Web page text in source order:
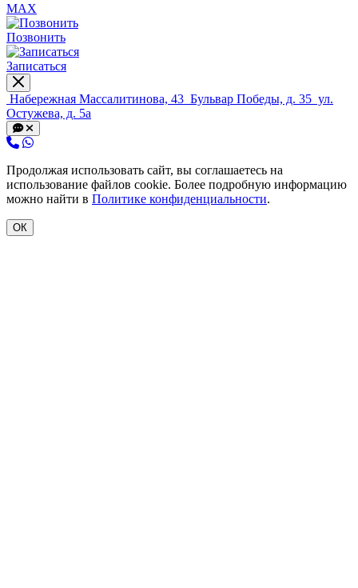
MAX
Позвонить
Записаться
Набережная Массалитинова, 43 Бульвар Победы, д. 35 ул.
Остужева, д. 5а
Продолжая использовать сайт, вы соглашаетесь на
использование файлов cookie. Более подробную информацию
можно найти в Политике конфиденциальности.
ОК